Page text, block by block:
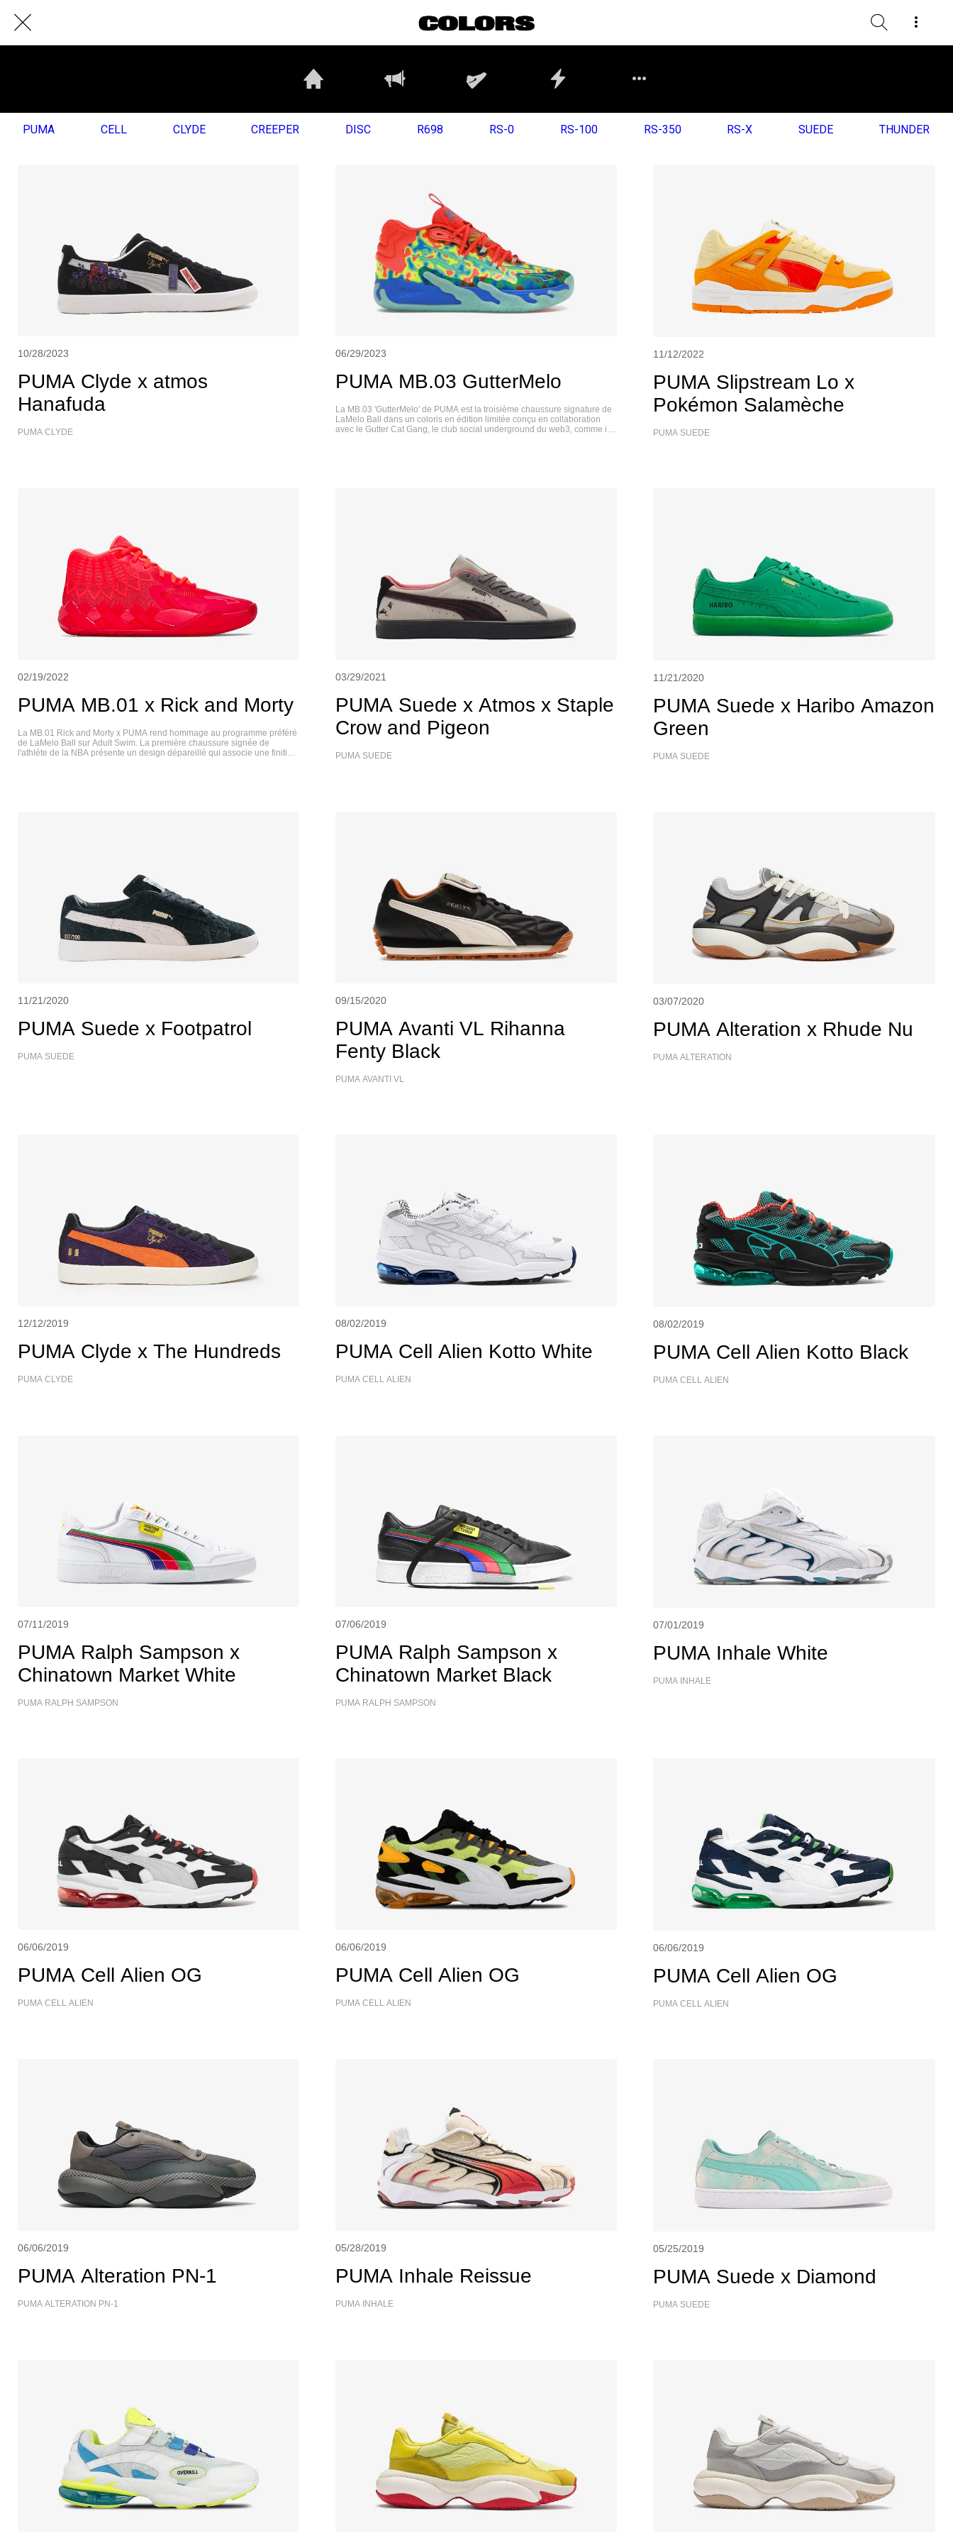
PUMA CELL CLYDE CREEPER DISC R698 RS-0 RS-100 RS-350 RS-X SUEDE THUNDER
10/28/2023
PUMA Clyde x atmos
Hanafuda
PUMA CLYDE
06/29/2023
PUMA MB.03 GutterMelo
La MB.03 'GutterMelo' de PUMA est la troisième chaussure signature de
LaMelo Ball dans un coloris en édition limitée conçu en collaboration
avec le Gutter Cat Gang, le club social underground du web3, comme il
11/12/2022
PUMA Slipstream Lo x
Pokémon Salamèche
PUMA SUEDE
02/19/2022
PUMA MB.01 x Rick and Morty
La MB.01 Rick and Morty x PUMA rend hommage au programme préféré
de LaMelo Ball sur Adult Swim. La première chaussure signée de
l'athlète de la NBA présente un design dépareillé qui associe une finition
03/29/2021
PUMA Suede x Atmos x Staple
Crow and Pigeon
PUMA SUEDE
11/21/2020
PUMA Suede x Haribo Amazon
Green
PUMA SUEDE
11/21/2020
PUMA Suede x Footpatrol
PUMA SUEDE
09/15/2020
PUMA Avanti VL Rihanna
Fenty Black
PUMA AVANTI VL
03/07/2020
PUMA Alteration x Rhude Nu
PUMA ALTERATION
12/12/2019
PUMA Clyde x The Hundreds
PUMA CLYDE
08/02/2019
PUMA Cell Alien Kotto White
PUMA CELL ALIEN
08/02/2019
PUMA Cell Alien Kotto Black
PUMA CELL ALIEN
07/11/2019
PUMA Ralph Sampson x
Chinatown Market White
PUMA RALPH SAMPSON
07/06/2019
PUMA Ralph Sampson x
Chinatown Market Black
PUMA RALPH SAMPSON
07/01/2019
PUMA Inhale White
PUMA INHALE
06/06/2019
PUMA Cell Alien OG
PUMA CELL ALIEN
06/06/2019
PUMA Cell Alien OG
PUMA CELL ALIEN
06/06/2019
PUMA Cell Alien OG
PUMA CELL ALIEN
06/06/2019
PUMA Alteration PN-1
PUMA ALTERATION PN-1
05/28/2019
PUMA Inhale Reissue
PUMA INHALE
05/25/2019
PUMA Suede x Diamond
PUMA SUEDE